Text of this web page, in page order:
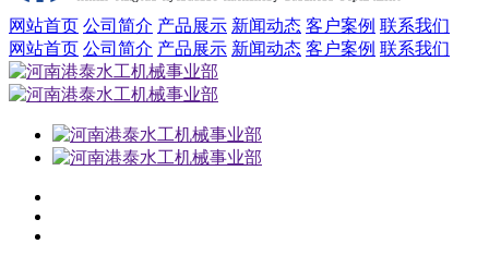
网站首页 公司简介 产品展示 新闻动态 客户案例 联系我们
网站首页 公司简介 产品展示 新闻动态 客户案例 联系我们